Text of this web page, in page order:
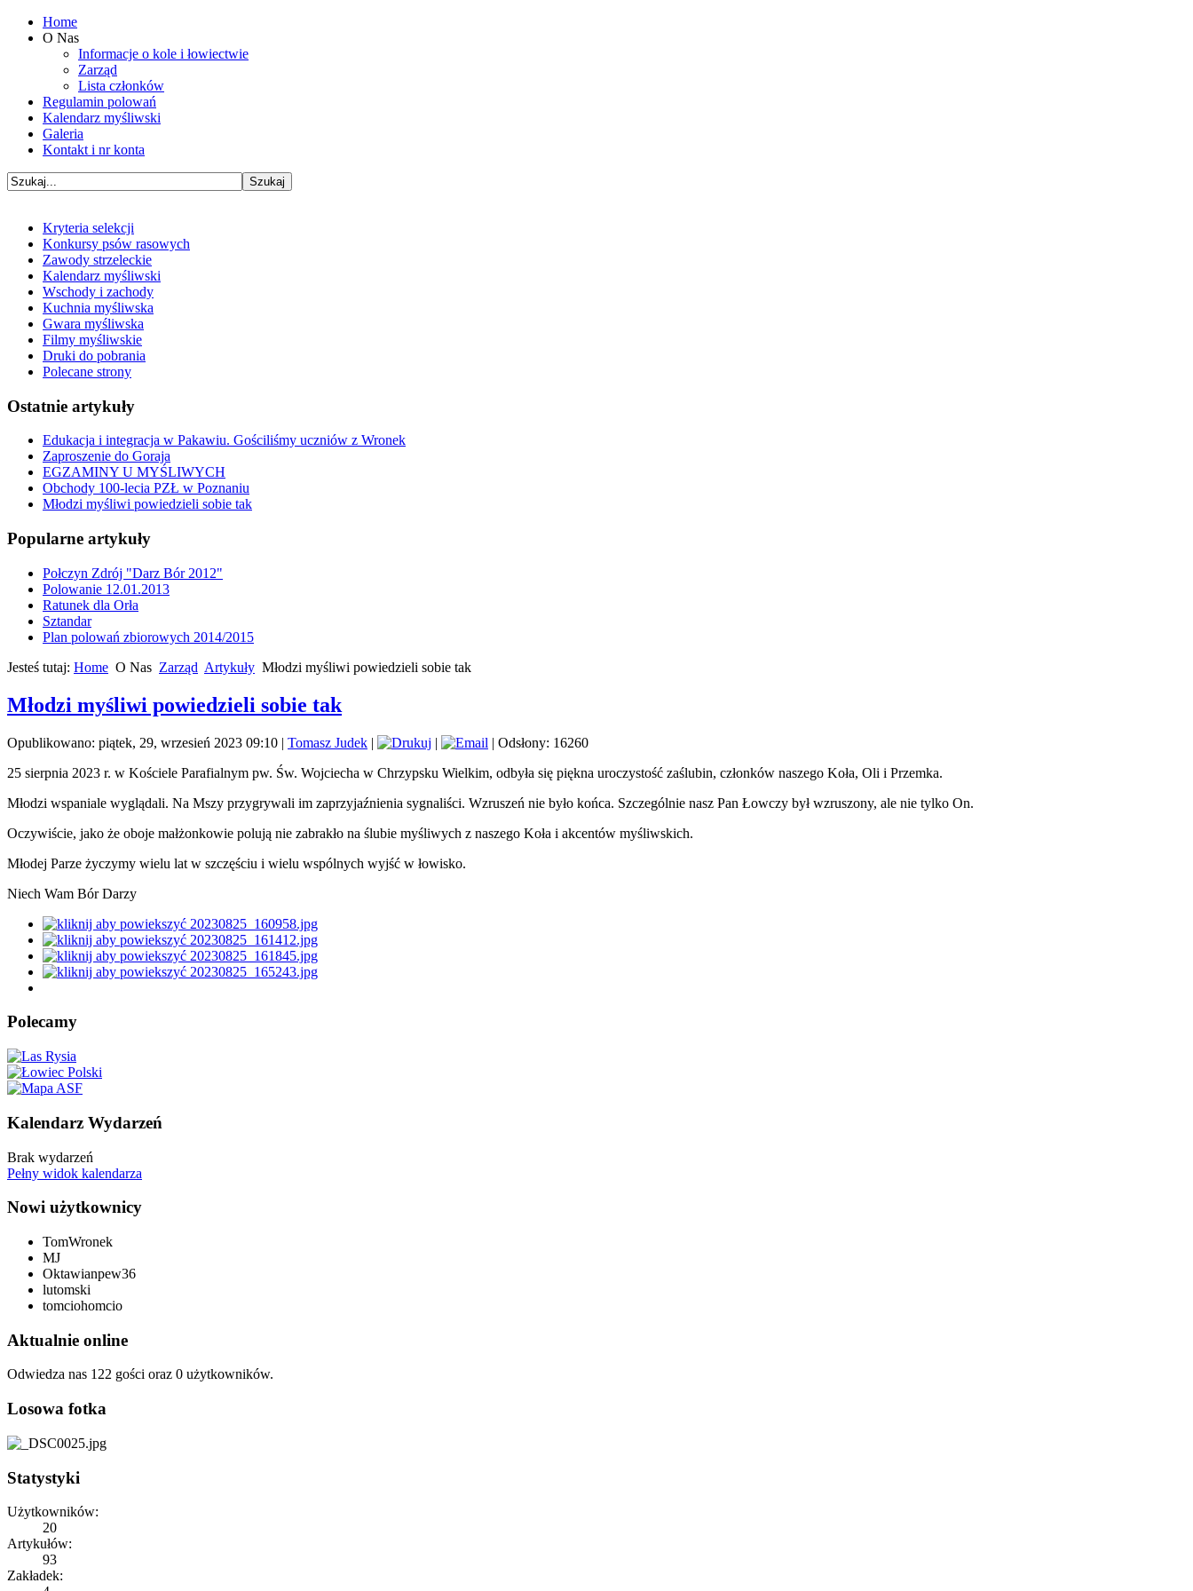
Home
O Nas
Informacje o kole i łowiectwie
Zarząd
Lista członków
Regulamin polowań
Kalendarz myśliwski
Galeria
Kontakt i nr konta
Kryteria selekcji
Konkursy psów rasowych
Zawody strzeleckie
Kalendarz myśliwski
Wschody i zachody
Kuchnia myśliwska
Gwara myśliwska
Filmy myśliwskie
Druki do pobrania
Polecane strony
Ostatnie artykuły
Edukacja i integracja w Pakawiu. Gościliśmy uczniów z Wronek
Zaproszenie do Goraja
EGZAMINY U MYŚLIWYCH
Obchody 100-lecia PZŁ w Poznaniu
Młodzi myśliwi powiedzieli sobie tak
Popularne artykuły
Połczyn Zdrój "Darz Bór 2012"
Polowanie 12.01.2013
Ratunek dla Orła
Sztandar
Plan polowań zbiorowych 2014/2015
Jesteś tutaj: Home O Nas Zarząd Artykuły Młodzi myśliwi powiedzieli sobie tak
Młodzi myśliwi powiedzieli sobie tak
Opublikowano: piątek, 29, wrzesień 2023 09:10 | Tomasz Judek | |
| Odsłony: 16260
25 sierpnia 2023 r. w Kościele Parafialnym pw. Św. Wojciecha w Chrzypsku Wielkim, odbyła się piękna uroczystość zaślubin, członków naszego Koła, Oli i Przemka.
Młodzi wspaniale wyglądali. Na Mszy przygrywali im zaprzyjaźnienia sygnaliści. Wzruszeń nie było końca. Szczególnie nasz Pan Łowczy był wzruszony, ale nie tylko On.
Oczywiście, jako że oboje małżonkowie polują nie zabrakło na ślubie myśliwych z naszego Koła i akcentów myśliwskich.
Młodej Parze życzymy wielu lat w szczęściu i wielu wspólnych wyjść w łowisko.
Niech Wam Bór Darzy
Polecamy
Kalendarz Wydarzeń
Brak wydarzeń
Pełny widok kalendarza
Nowi użytkownicy
TomWronek
MJ
Oktawianpew36
lutomski
tomciohomcio
Aktualnie online
Odwiedza nas 122 gości oraz 0 użytkowników.
Losowa fotka
Statystyki
Użytkowników:
20
Artykułów:
93
Zakładek: